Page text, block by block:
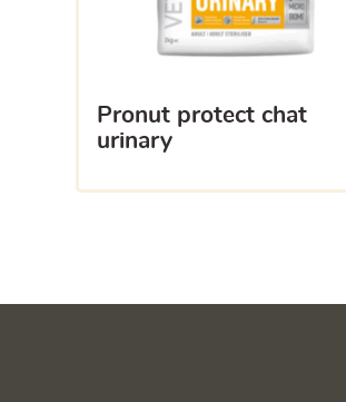
pronut protect chat
urinary